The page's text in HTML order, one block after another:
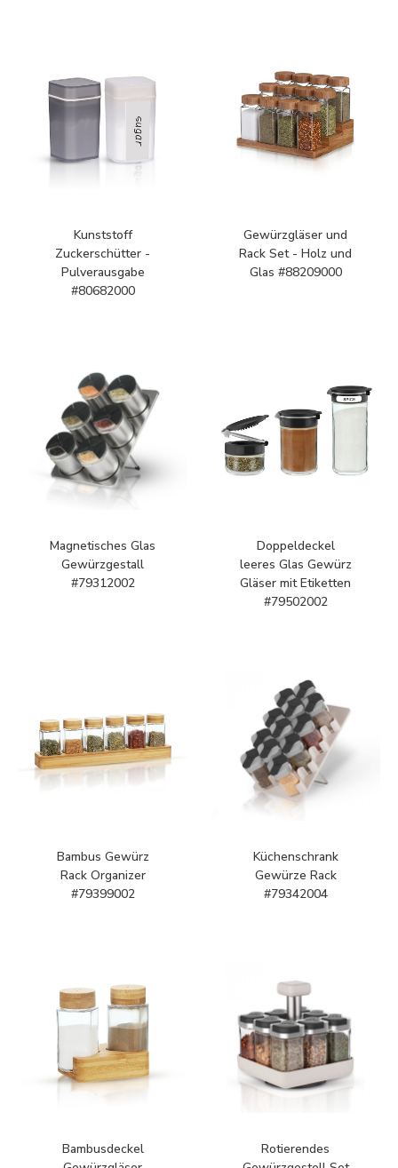
Kunststoff
Zuckerschütter -
Pulverausgabe
#80682000
Gewürzgläser und
Rack Set - Holz und
Glas #88209000
Magnetisches Glas
Gewürzgestall
#79312002
Doppeldeckel
leeres Glas Gewürz
Gläser mit Etiketten
#79502002
Bambus Gewürz
Rack Organizer
#79399002
Küchenschrank
Gewürze Rack
#79342004
Bambusdeckel
Rotierendes